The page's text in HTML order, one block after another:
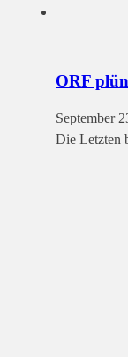
ORF
September
Die Letzten